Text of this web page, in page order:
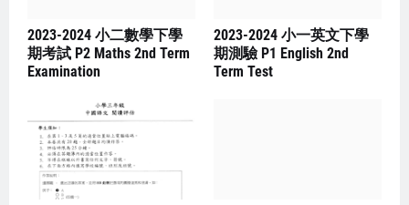
2023-2024 小二數學下學
期考試 P2 Maths 2nd Term
Examination
2023-2024 小一英文下學
期測驗 P1 English 2nd
Term Test